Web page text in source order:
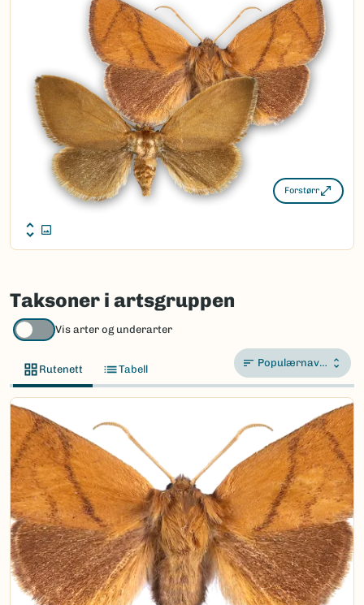
Vitenskapelig navn ID:45600
28823
Gå til Nortaxa for flere detaljer
(Ekstern lenke)
Forstørr
Taksoner i artsgruppen
Vis arter og underarter
Rutenett Tabell Populærnavn A-Å